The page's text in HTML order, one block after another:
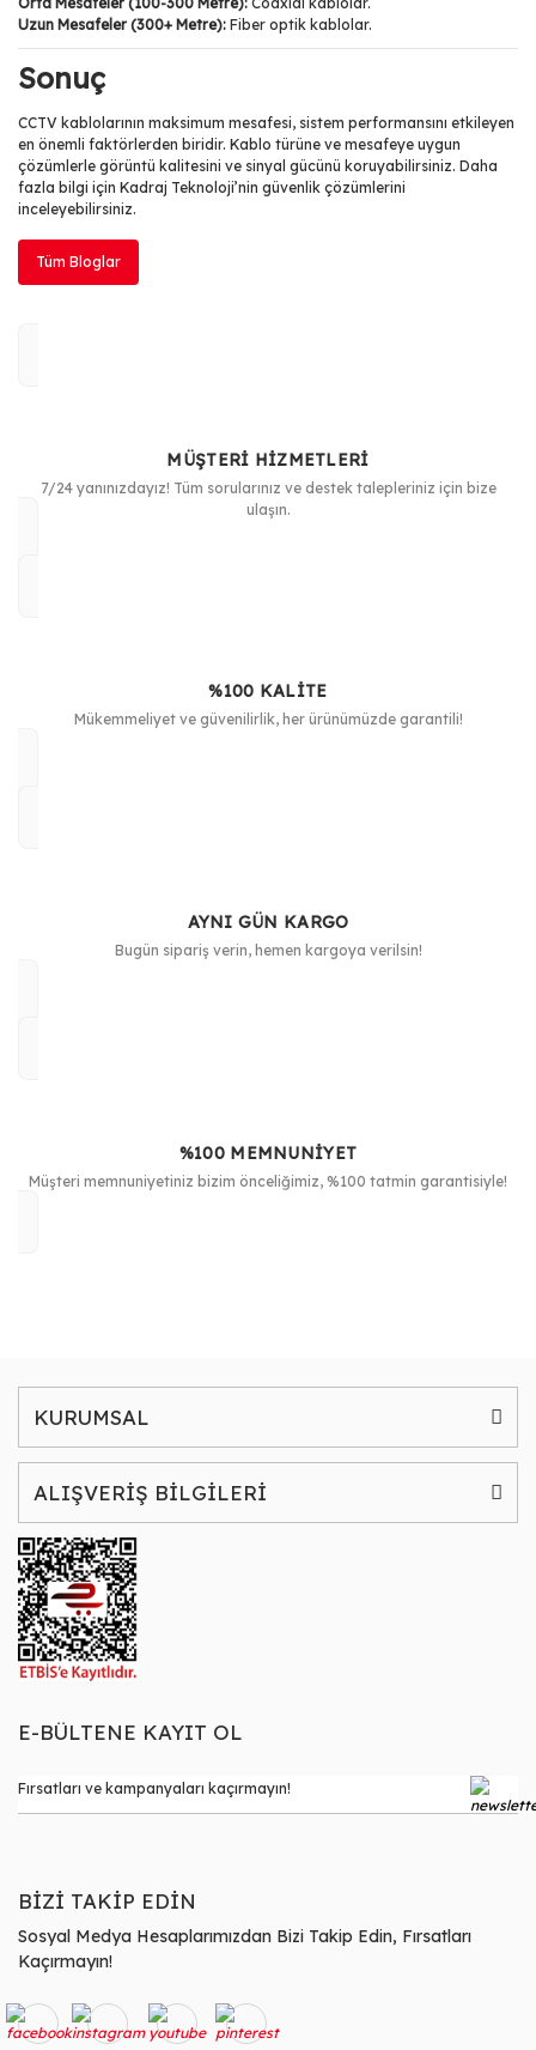
Uzun Mesafeler (300+ Metre): Fiber optik kablolar.
Sonuç
CCTV kablolarının maksimum mesafesi, sistem performansını etkileyen
en önemli faktörlerden biridir. Kablo türüne ve mesafeye uygun
çözümlerle görüntü kalitesini ve sinyal gücünü koruyabilirsiniz. Daha
fazla bilgi için Kadraj Teknoloji’nin güvenlik çözümlerini
inceleyebilirsiniz.
Tüm Bloglar
MÜŞTERİ HİZMETLERİ
7/24 yanınızdayız! Tüm sorularınız ve destek talepleriniz için bize
ulaşın.
%100 KALİTE
Mükemmeliyet ve güvenilirlik, her ürünümüzde garantili!
AYNI GÜN KARGO
Bugün sipariş verin, hemen kargoya verilsin!
%100 MEMNUNİYET
Müşteri memnuniyetiniz bizim önceliğimiz, %100 tatmin garantisiyle!
KURUMSAL
ALIŞVERİŞ BİLGİLERİ
E-BÜLTENE KAYIT OL
BİZİ TAKİP EDİN
Sosyal Medya Hesaplarımızdan Bizi Takip Edin, Fırsatları
Kaçırmayın!